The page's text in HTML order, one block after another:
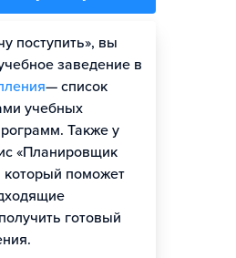
поступить», вы
заведение в
— список
учебных
Также у
«Планировщик
который поможет
готовый
шансы